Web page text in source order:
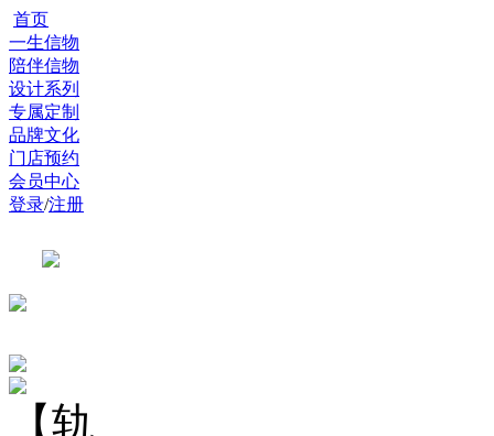
首页
一生信物
陪伴信物
设计系列
专属定制
品牌文化
门店预约
会员中心
登录/注册